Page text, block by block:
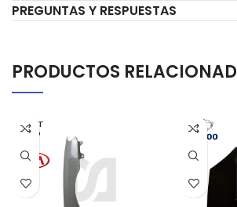
PREGUNTAS Y RESPUESTAS
PRODUCTOS
AGOT
ADO